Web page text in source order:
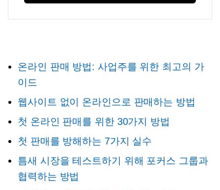
온라인 판매 방법: 사업주를 위한 최고의 가
이드
웹사이트 없이 온라인으로 판매하는 방법
첫 온라인 판매를 위한 30가지 방법
첫 판매를 방해하는 7가지 실수
틈새 시장을 테스트하기 위해 포커스 그룹과
협력하는 방법